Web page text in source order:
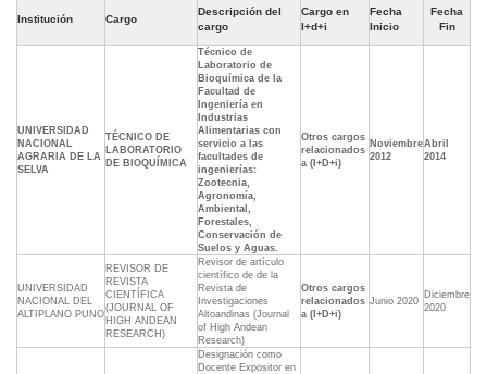
Institución Cargo
Descripción del
cargo
Cargo en
I+d+i
Fecha
Inicio
Fecha
Fin
UNIVERSIDAD
NACIONAL
AGRARIA DE LA
SELVA
TÉCNICO DE
LABORATORIO
DE BIOQUÍMICA
Técnico de
Laboratorio de
Bioquímica de la
Facultad de
Ingeniería en
Industrias
Alimentarias con
servicio a las
facultades de
ingenierías:
Zootecnia,
Agronomía,
Ambiental,
Forestales,
Conservación de
Suelos y Aguas.
Otros cargos
relacionados
a (I+D+i)
Noviembre
2012
Abril
2014
UNIVERSIDAD
NACIONAL DEL
ALTIPLANO PUNO
REVISOR DE
REVISTA
CIENTÍFICA
(JOURNAL OF
HIGH ANDEAN
RESEARCH)
Revisor de artículo
científico de de la
Revista de
Investigaciones
Altoandinas (Journal
of High Andean
Research)
Otros cargos
relacionados
a (I+D+i)
Junio 2020
Diciembre
2020
Designación como
Docente Expositor en